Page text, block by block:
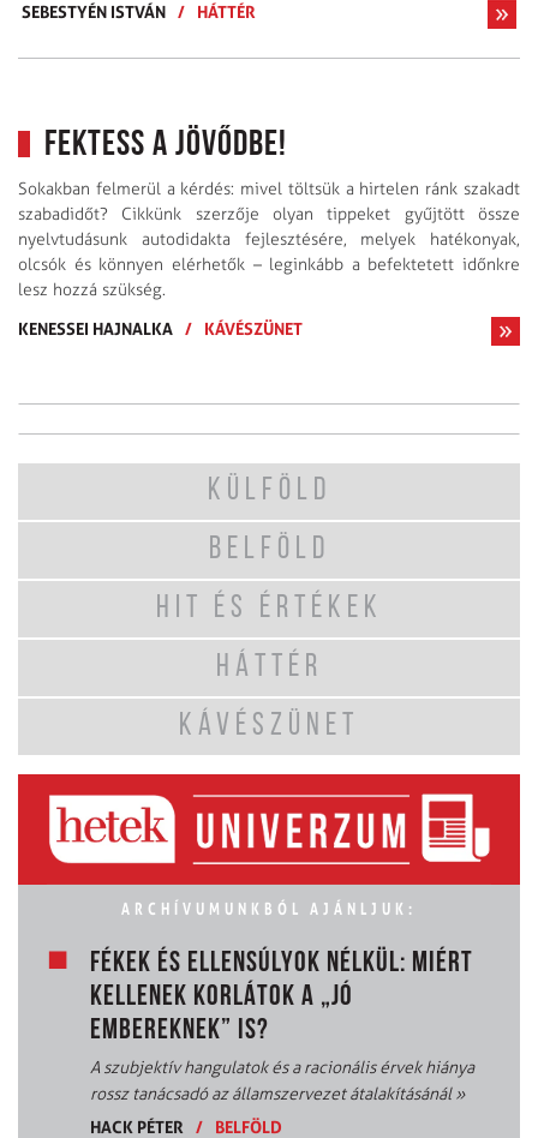
SEBESTYÉN ISTVÁN / HÁTTÉR
Fektess a jövődbe!
Sokakban felmerül a kérdés: mivel töltsük a hirtelen ránk szakadt
szabadidőt? Cikkünk szerzője olyan tippeket gyűjtött össze
nyelvtudásunk autodidakta fejlesztésére, melyek hatékonyak,
olcsók és könnyen elérhetők – leginkább a befektetett időnkre
lesz hozzá szükség.
KENESSEI HAJNALKA / KÁVÉSZÜNET
KÜLFÖLD
BELFÖLD
HIT ÉS ÉRTÉKEK
HÁTTÉR
KÁVÉSZÜNET
ARCHÍVUMUNKBÓL AJÁNLJUK:
FÉKEK ÉS ELLENSÚLYOK NÉLKÜL: MIÉRT
KELLENEK KORLÁTOK A „JÓ
EMBEREKNEK” IS?
A szubjektív hangulatok és a racionális érvek hiánya
rossz tanácsadó az államszervezet átalakításánál»
HACK PÉTER
/ BELFÖLD